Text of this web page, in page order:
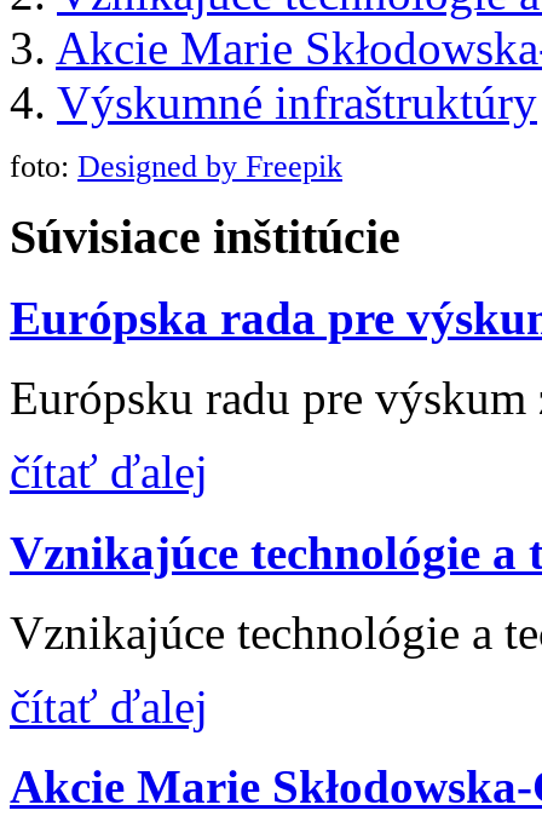
3. Akcie Marie
4. Výskumné infraštruktúry
foto: Designed by Freepik
Súvisiace inštitúcie
Európska rada pre
Európsku radu pre
čítať ďalej
Vznikajúce technológie a
Vznikajúce technológie a
čítať ďalej
Akcie Marie